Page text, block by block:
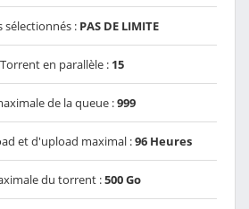
sélectionnés : PAS DE LIMITE
en parallèle : 15
de la queue :999
et d'upload maximal :96 Heures
du torrent :500 Go